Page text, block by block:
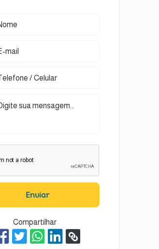
Enviar
Compartilhar